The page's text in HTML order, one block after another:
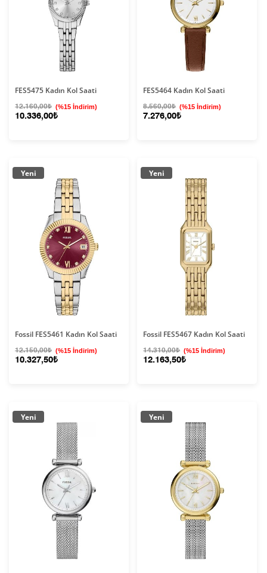
FES5475 Kadın Kol Saati
12.160,00₺ (%15 İndirim)
10.336,00₺
FES5464 Kadın Kol Saati
8.560,00₺ (%15 İndirim)
7.276,00₺
Yeni
Fossil FES5461 Kadın Kol Saati
12.150,00₺ (%15 İndirim)
10.327,50₺
Yeni
Fossil FES5467 Kadın Kol Saati
14.310,00₺ (%15 İndirim)
12.163,50₺
Yeni Yeni